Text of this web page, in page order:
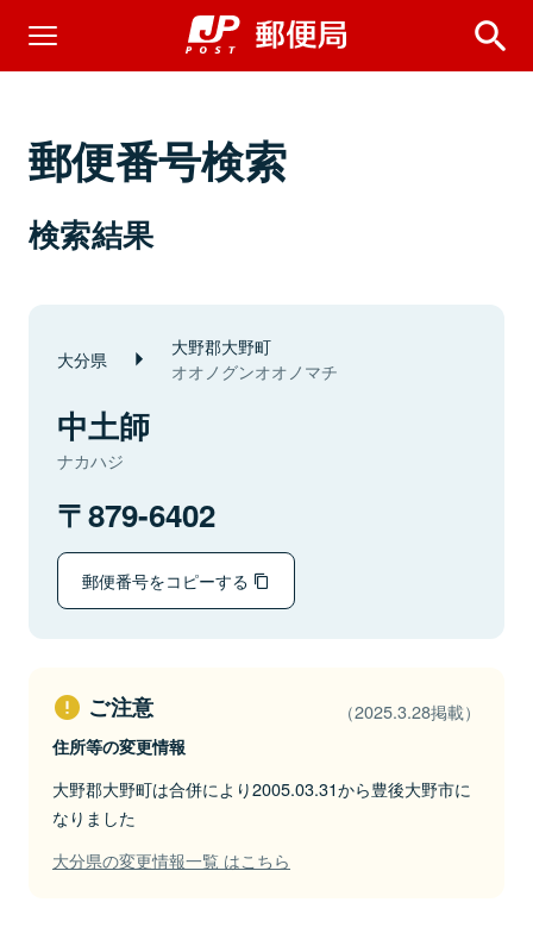
郵便番号検索
検索結果
大分県 大野郡大野町
オオノグンオオノマチ
中土師
ナカハジ
879-6402
郵便番号をコピーする
ご注意 （2025.3.28掲載）
住所等の変更情報
大野郡大野町は合併により2005.03.31から豊後大野市に
なりました
大分県の変更情報一覧 はこちら